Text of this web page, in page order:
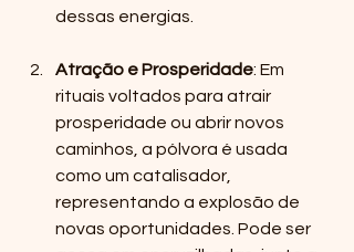
dessas energias.
Atração e Prosperidade: Em
rituais voltados para atrair
prosperidade ou abrir novos
caminhos, a pólvora é usada
como um catalisador,
representando a explosão de
novas oportunidades. Pode ser